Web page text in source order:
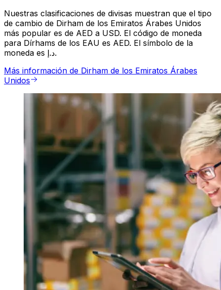
Nuestras clasificaciones de divisas muestran que el tipo
de cambio de Dirham de los Emiratos Árabes Unidos
más popular es de AED a USD. El código de moneda
para Dírhams de los EAU es AED. El símbolo de la
moneda es د.إ.
Más información de Dirham de los Emiratos Árabes
Unidos